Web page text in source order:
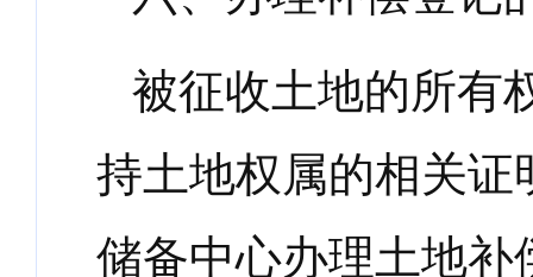
被征收土地的所有
持土地权属的相关
储备中心办理土地